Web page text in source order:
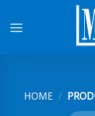
HOME /